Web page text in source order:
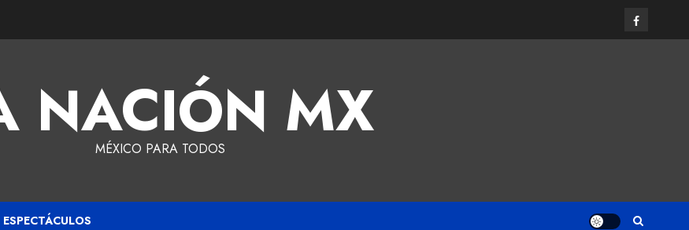
NACIÓN MX
MÉXICO PARA TODOS
ESPECTÁCULOS